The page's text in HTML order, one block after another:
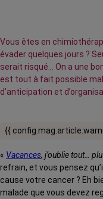
Vous êtes en
évader quelques jours ?
serait risqué... On a une
est tout à fait possible
d’anticipation et
{{
« Vacances, j’oublie tout…
refrain, et vous pensez
cause votre cancer ? Eh
malade que vous devez